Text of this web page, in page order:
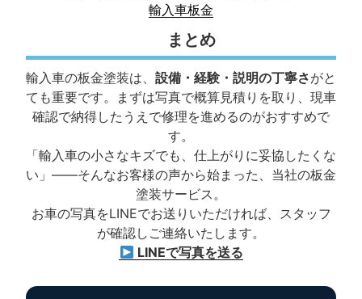
輸入車板金
まとめ
輸入車の板金塗装は、 設備・経験・説明の丁寧さがと
ても重要です。まずは写真で概算見積りを取り、現車
確認で納得したうえで修理を進めるのがおすすめで
す。
「輸入車の小さなキズでも、仕上がりに妥協したくな
い」――そんなお客様の声から始まった、当社の板金
塗装サービス。
お車の写真をLINEでお送りいただければ、スタッフ
が確認しご連絡いたします。
LINEで写真を送る